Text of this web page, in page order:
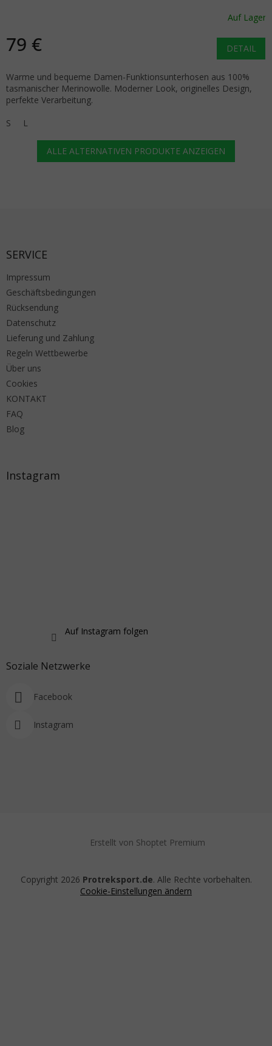
Auf Lager
79 € DETAIL
Warme und bequeme Damen-Funktionsunterhosen aus 100%
tasmanischer Merinowolle. Moderner Look, originelles Design,
perfekte Verarbeitung.
S
L
ALLE ALTERNATIVEN PRODUKTE ANZEIGEN
SERVICE
Impressum
Geschäftsbedingungen
Rücksendung
Datenschutz
Lieferung und Zahlung
Regeln Wettbewerbe
Über uns
Cookies
KONTAKT
FAQ
Blog
Instagram
Auf Instagram folgen
Soziale Netzwerke
Facebook
Instagram
Erstellt von Shoptet Premium
Copyright 2026 Protreksport.de. Alle Rechte vorbehalten.
Cookie-Einstellungen ändern